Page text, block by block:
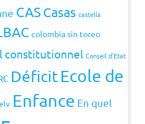
CASCasas castella
colombia sin toreo
constitutionnel Conseil d'Etat
DéficitEcole de
Enfance En quel